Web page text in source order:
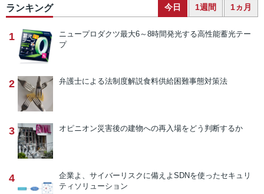
ランキング 今日 1週間 1ヵ月
1 ニュープロダクツ最大6～8時間発光する高性能蓄光テー
プ
2 弁護士による法制度解説食料供給困難事態対策法
3 オピニオン災害後の建物への再入場をどう判断するか
4 企業よ、サイバーリスクに備えよ SDNを使ったセキュリ
ティソリューション